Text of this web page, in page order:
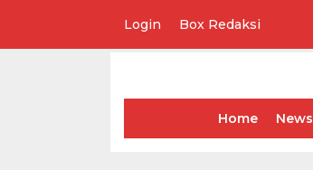
Lompat
Login Box Redaksi
Home News